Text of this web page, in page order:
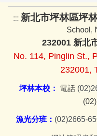
::: 新北市坪林區坪
School,
232001 新北
No. 114, Pinglin St.,
232001,
坪林本校： 電話
漁光分班： (02)2665-